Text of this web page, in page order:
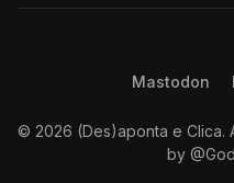
Mastodon
© 2026 (Des)aponta e Clica.
by